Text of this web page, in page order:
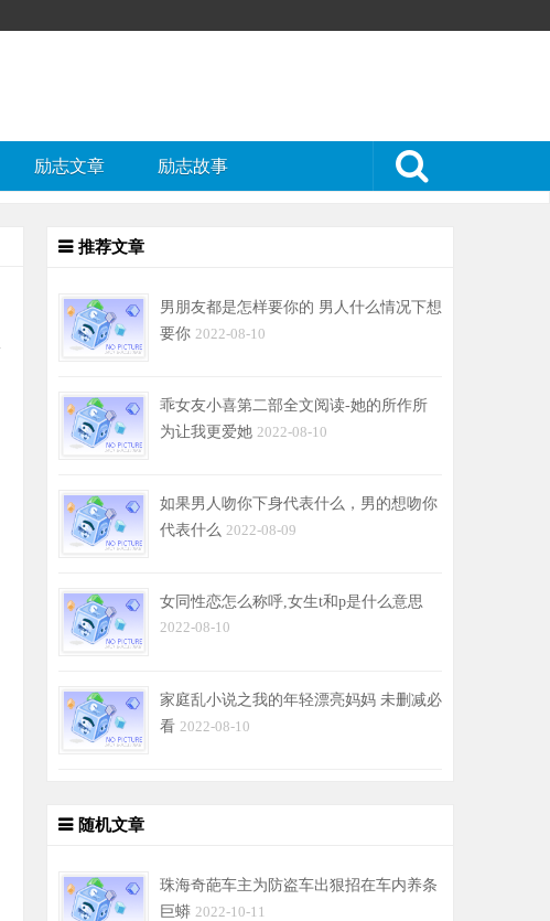
励志文章 励志故事
推荐文章
男朋友都是怎样要你的 男人什么情况下想
要你 2022-08-10
乖女友小喜第二部全文阅读-她的所作所
为让我更爱她 2022-08-10
如果男人吻你下身代表什么，男的想吻你
代表什么 2022-08-09
女同性恋怎么称呼,女生t和p是什么意思
2022-08-10
家庭乱小说之我的年轻漂亮妈妈 未删减必
看 2022-08-10
随机文章
珠海奇葩车主为防盗车出狠招在车内养条
巨蟒 2022-10-11